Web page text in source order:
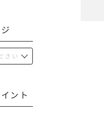
ント